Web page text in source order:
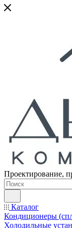
Проектирование,
Каталог
Кондиционеры
Холодильные